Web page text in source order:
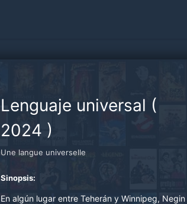
Lenguaje universal (
2024 )
Une langue universelle
Sinopsis:
En algún lugar entre Teherán y Winnipeg, Negin